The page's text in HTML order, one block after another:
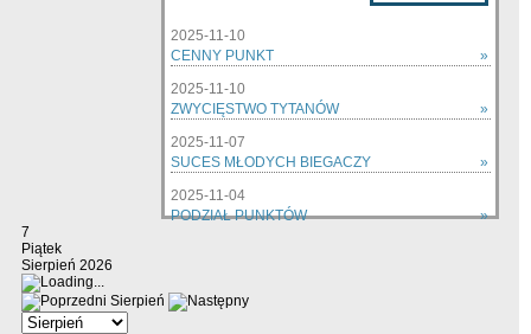
2025-11-10
CENNY PUNKT
»
2025-11-10
ZWYCIĘSTWO TYTANÓW
»
2025-11-07
SUCES MŁODYCH BIEGACZY
»
2025-11-04
PODZIAŁ PUNKTÓW
»
7
Piątek
Sierpień 2026
Sierpień